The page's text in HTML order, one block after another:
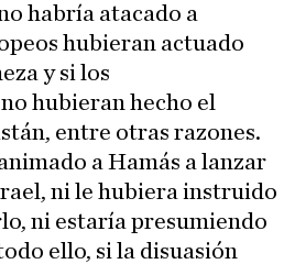
habría atacado a
hubieran actuado
y si los
hubieran hecho el
entre otras razones.
a Hamás a lanzar
ni le hubiera instruido
ni estaría presumiendo
ello, si la disuasión